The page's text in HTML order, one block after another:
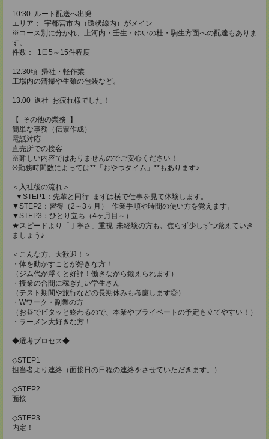
10:30 ルート配送へ出発
エリア： 宇都宮市内（環状線内）がメイン
※コース別に分かれ、上河内・壬生・ゆいの杜・駒生方面への配達もありま
す。
件数： 1日5～15件程度
12:30頃 帰社・軽作業
工場内の清掃や生麺の包装など。
13:00 退社 お疲れ様でした！
【 その他の業務 】
簡単な事務（伝票作成）
電話対応
直売所での接客
※難しい内容ではありませんのでご安心ください！
※勤務時間数によっては**「おやつタイム」**もあります♪
＜入社後の流れ＞
▼STEP1：先輩と同行 まずは横で仕事を見て体験します。
▼STEP2：習得（2～3ヶ月） 作業手順や時間の使い方を覚えます。
▼STEP3：ひとり立ち（4ヶ月目～）
★スピードより「丁寧さ」重視 未経験の方も、焦らず少しずつ覚えていき
ましょう♪
＜こんな方、大歓迎！＞
・体を動かすことが好きな方！
（ジム代が浮くと好評！働きながら鍛えられます）
・授業の合間に稼ぎたい学生さん
（テスト期間や旅行などの長期休みも考慮します◎）
・Wワーク・副業の方
（お昼でピタッと終わるので、本業やプライベートの予定も立てやすい！）
・ラーメン大好きな方！
◆選考プロセス◆
◇STEP1
担当者より連絡（面接日の日程の連絡をさせていただきます。）
◇STEP2
面接
◇STEP3
内定！